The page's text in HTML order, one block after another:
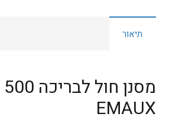
לבריכה
EMAUX
אמוקס
תיאור
EMAUX